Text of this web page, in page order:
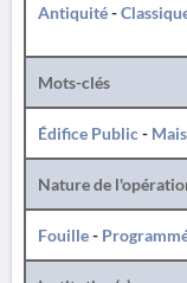
Antiquité-
Mots-clés
Édifice Public-
Nature de
Fouille-